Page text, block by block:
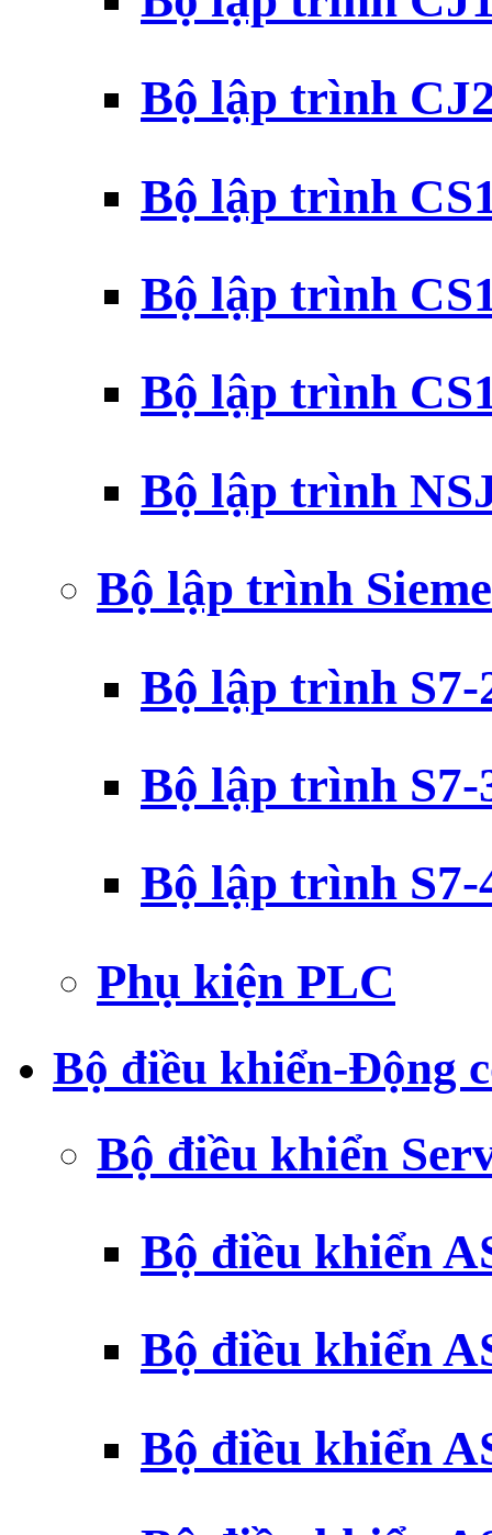
Bộ lập trình
Bộ lập trình
Bộ lập trình
Bộ lập trình
Bộ lập trình
Bộ lập trình
Bộ lập trình S7-
Bộ lập trình S7-
Bộ lập trình S7-
Phụ kiện PLC
Bộ điều khiển-Động
Bộ điều khiển
Bộ điều khiển
Bộ điều khiển
Bộ điều khiển